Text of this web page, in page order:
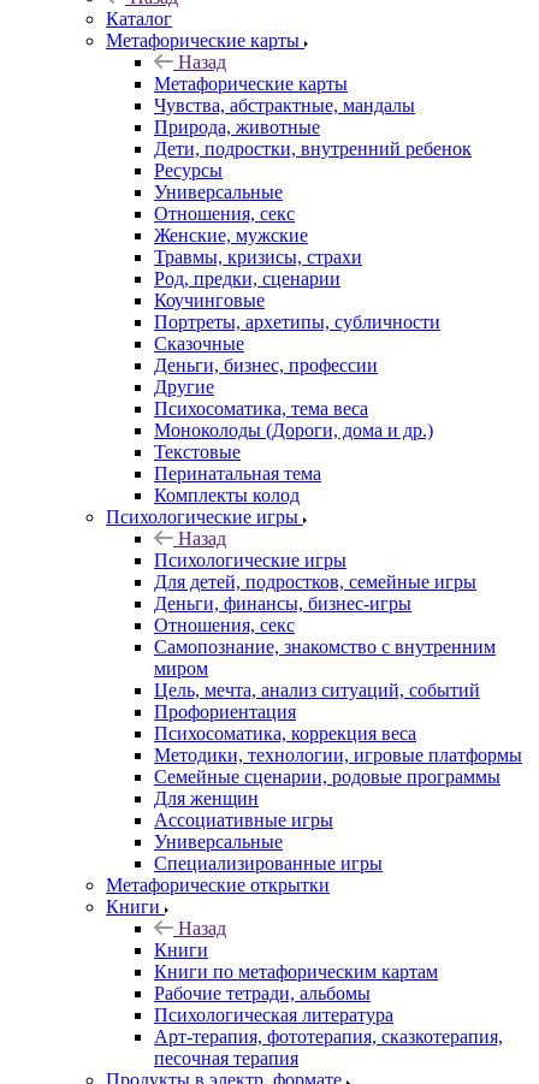
Каталог
Mетафорические карты
Назад
Mетафорические карты
Чувства, абстрактные, мандалы
Природа, животные
Дети, подростки, внутренний ребенок
Ресурсы
Универсальные
Отношения, секс
Женские, мужские
Травмы, кризисы, страхи
Род, предки, сценарии
Коучинговые
Портреты, архетипы, субличности
Сказочные
Деньги, бизнес, профессии
Другие
Психосоматика, тема веса
Моноколоды (Дороги, дома и др.)
Текстовые
Перинатальная тема
Комплекты колод
Психологические игры
Назад
Психологические игры
Для детей, подростков, семейные игры
Деньги, финансы, бизнес-игры
Отношения, секс
Самопознание, знакомство с внутренним
миром
Цель, мечта, анализ ситуаций, событий
Профориентация
Психосоматика, коррекция веса
Методики, технологии, игровые платформы
Семейные сценарии, родовые программы
Для женщин
Ассоциативные игры
Универсальные
Специализированные игры
Метафорические открытки
Книги
Назад
Книги
Книги по метафорическим картам
Рабочие тетради, альбомы
Психологическая литература
Арт-терапия, фототерапия, сказкотерапия,
песочная терапия
Продукты в электр. формате